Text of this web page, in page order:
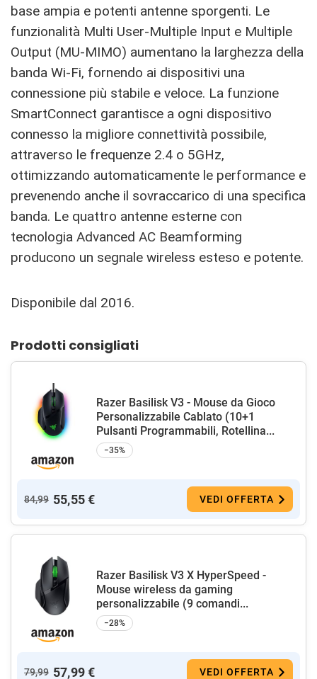
base ampia e potenti antenne sporgenti. Le
funzionalità Multi User-Multiple Input e Multiple
Output (MU-MIMO) aumentano la larghezza della
banda Wi-Fi, fornendo ai dispositivi una
connessione più stabile e veloce. La funzione
SmartConnect garantisce a ogni dispositivo
connesso la migliore connettività possibile,
attraverso le frequenze 2.4 o 5GHz,
ottimizzando automaticamente le performance e
prevenendo anche il sovraccarico di una specifica
banda. Le quattro antenne esterne con
tecnologia Advanced AC Beamforming
producono un segnale wireless esteso e potente.
Disponibile dal 2016.
Prodotti consigliati
Razer Basilisk V3 - Mouse da Gioco
Personalizzabile Cablato (10+1
Pulsanti Programmabili, Rotellina...
−35%
84,99 55,55 € VEDI OFFERTA
Razer Basilisk V3 X HyperSpeed -
Mouse wireless da gaming
personalizzabile (9 comandi...
−28%
79,99 57,99 € VEDI OFFERTA